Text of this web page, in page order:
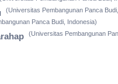
(Universitas Pembangunan Panca
Panca Budi, Indonesia)
(Universitas Pembangunan